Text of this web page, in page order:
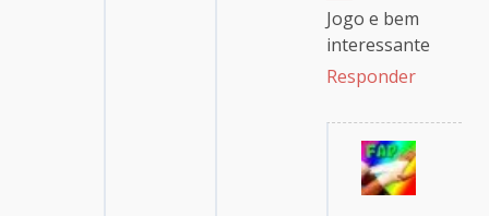
Jogo e bem
interessante
Responder